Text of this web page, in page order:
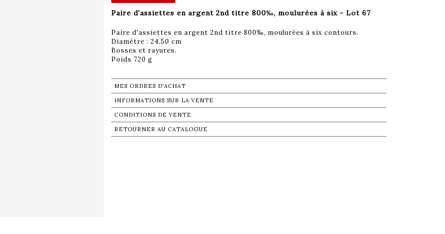
Paire d'assiettes en argent 2nd titre 800‰, moulurées à six - Lot 67
Paire d'assiettes en argent 2nd titre 800‰, moulurées à six contours.
Diamètre : 24,50 cm
Bosses et rayures.
Poids 720 g
MES ORDRES D'ACHAT
INFORMATIONS SUR LA VENTE
CONDITIONS DE VENTE
RETOURNER AU CATALOGUE